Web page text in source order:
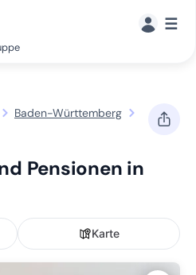
☰
Baden-Württemberg
Pensionen in
Karte